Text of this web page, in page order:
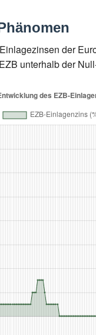
der
unterhalb der